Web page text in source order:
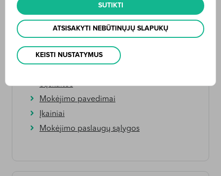
Sąskaitos
Mokėjimo pavedimai
Įkainiai
Mokėjimo paslaugų sąlygos
SUTIKTI
ATSISAKYTI NEBŪTINŲJŲ SLAPUKŲ
KEISTI NUSTATYMUS